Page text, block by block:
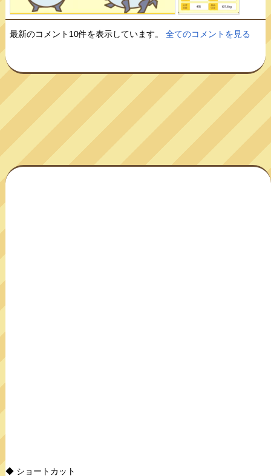
最新のコメント10件を表示しています。全てのコメントを見る
◆ ショートカット